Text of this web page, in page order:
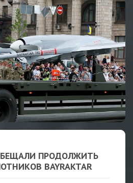
ПРОДОЛЖИТЬ
BAYRAKTAR